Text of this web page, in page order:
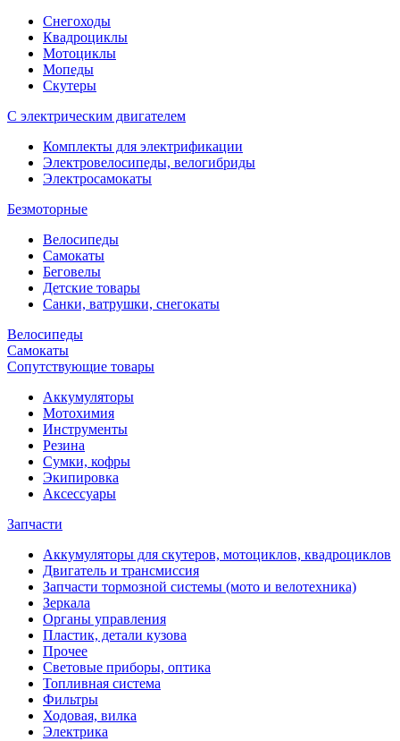
Снегоходы
Квадроциклы
Мотоциклы
Мопеды
Скутеры
С электрическим двигателем
Комплекты для электрификации
Электровелосипеды, велогибриды
Электросамокаты
Безмоторные
Велосипеды
Самокаты
Беговелы
Детские товары
Санки, ватрушки, снегокаты
Велосипеды
Самокаты
Сопутствующие товары
Аккумуляторы
Мотохимия
Инструменты
Резина
Сумки, кофры
Экипировка
Аксессуары
Запчасти
Аккумуляторы для скутеров, мотоциклов, квадроциклов
Двигатель и трансмиссия
Запчасти тормозной системы (мото и велотехника)
Зеркала
Органы управления
Пластик, детали кузова
Прочее
Световые приборы, оптика
Топливная система
Фильтры
Ходовая, вилка
Электрика